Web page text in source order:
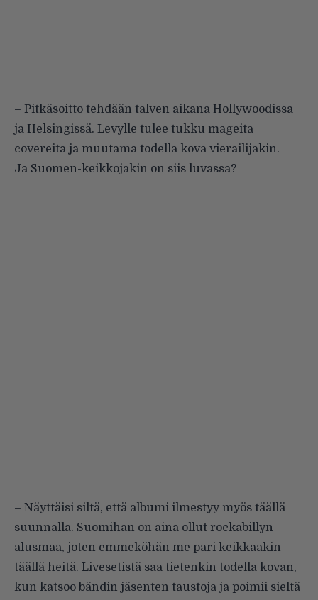
– Pitkäsoitto tehdään talven aikana Hollywoodissa
ja Helsingissä. Levylle tulee tukku mageita
covereita ja muutama todella kova vierailijakin.
Ja Suomen-keikkojakin on siis luvassa?
– Näyttäisi siltä, että albumi ilmestyy myös täällä
suunnalla. Suomihan on aina ollut rockabillyn
alusmaa, joten emmeköhän me pari keikkaakin
täällä heitä. Livesetistä saa tietenkin todella kovan,
kun katsoo bändin jäsenten taustoja ja poimii sieltä